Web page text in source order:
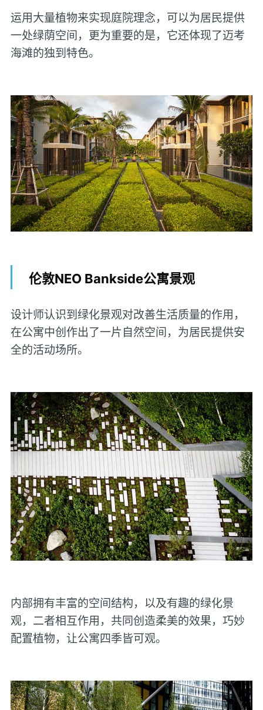
运用大量植物来实现庭院理念，可以为居民提供
一处绿荫空间，更为重要的是，它还体现了迈考
海滩的独到特色。
伦敦NEO Bankside公寓景观
设计师认识到绿化景观对改善生活质量的作用，
在公寓中创作出了一片自然空间，为居民提供安
全的活动场所。
内部拥有丰富的空间结构，以及有趣的绿化景
观，二者相互作用，共同创造柔美的效果，巧妙
配置植物，让公寓四季皆可观。